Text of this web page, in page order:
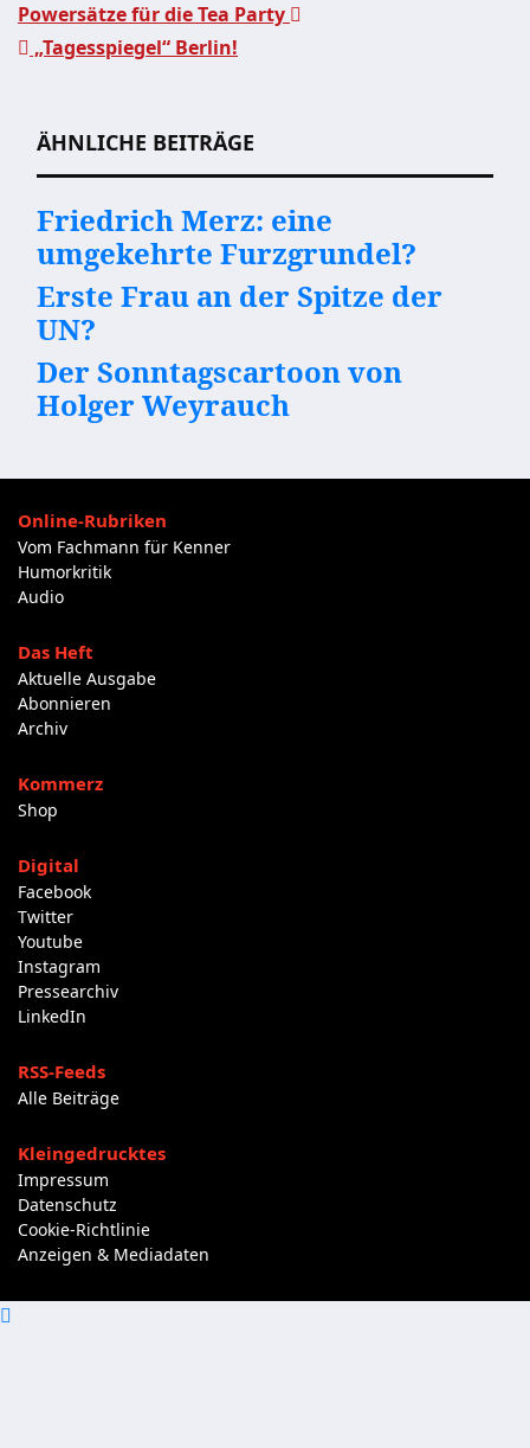
Powersätze für die Tea Party
„Tagesspiegel“ Berlin!
ÄHNLICHE BEITRÄGE
Friedrich Merz: eine
umgekehrte Furzgrundel?
Erste Frau an der Spitze der
UN?
Der Sonntagscartoon von
Holger Weyrauch
Online-Rubriken
Vom Fachmann für Kenner
Humorkritik
Audio
Das Heft
Aktuelle Ausgabe
Abonnieren
Archiv
Kommerz
Shop
Digital
Facebook
Twitter
Youtube
Instagram
Pressearchiv
LinkedIn
RSS-Feeds
Alle Beiträge
Kleingedrucktes
Impressum
Datenschutz
Cookie-Richtlinie
Anzeigen & Mediadaten